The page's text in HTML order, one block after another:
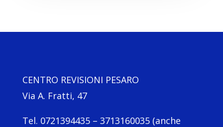
CENTRO REVISIONI PESARO
Via A. Fratti, 47
Tel. 0721394435 – 3713160035 (anche